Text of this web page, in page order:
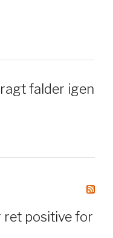
falder igen
ret positive for